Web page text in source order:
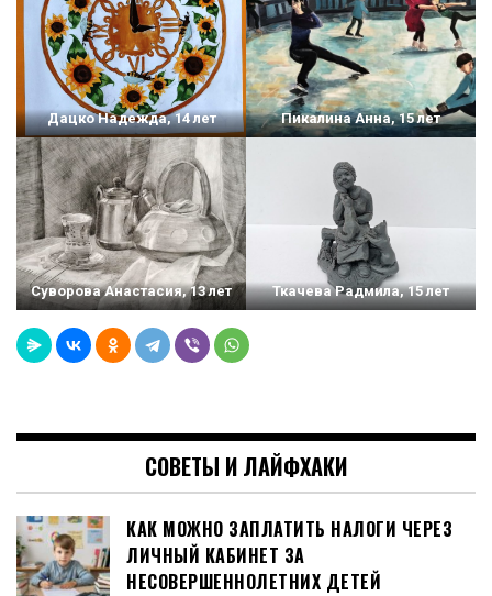
Дацко Надежда, 14 лет Пикалина Анна, 15 лет
Суворова Анастасия, 13 лет Ткачева Радмила, 15 лет
СОВЕТЫ И ЛАЙФХАКИ
КАК МОЖНО ЗАПЛАТИТЬ НАЛОГИ ЧЕРЕЗ
ЛИЧНЫЙ КАБИНЕТ ЗА
НЕСОВЕРШЕННОЛЕТНИХ ДЕТЕЙ